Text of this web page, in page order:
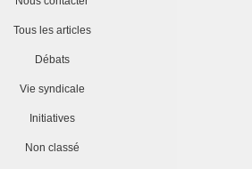
Tous les articles
Débats
Vie syndicale
Initiatives
Non classé